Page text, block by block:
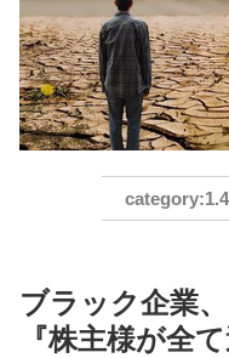
ブラック企業
『株主様が全